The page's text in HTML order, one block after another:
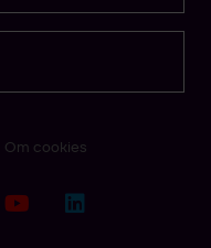
Om cookies